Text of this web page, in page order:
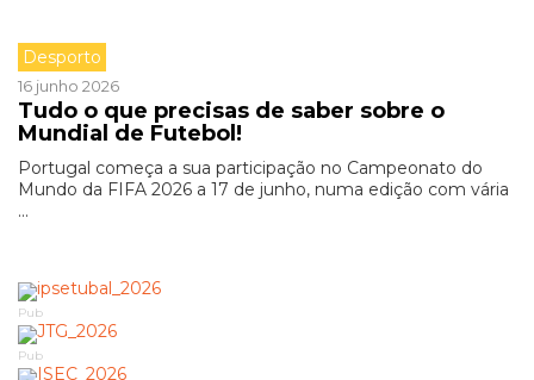
Desporto
16 junho 2026
Tudo o que precisas de saber sobre o
Mundial de Futebol!
Portugal começa a sua participação no Campeonato do
Mundo da FIFA 2026 a 17 de junho, numa edição com vária
...
Pub
Pub